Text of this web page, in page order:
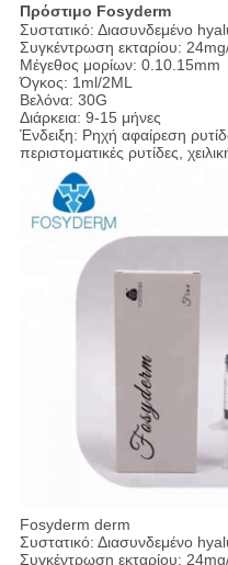
Πρόστιμο Fosyderm
Συστατικό: Διασυνδεμένο
Συγκέντρωση εκταρίου:
Μέγεθος μορίων: 0.10.15mm
Όγκος: 1ml/2ML
Βελόνα: 30G
Διάρκεια: 9-15 μήνες
Ένδειξη: Ρηχή αφαίρεση
περιστοματικές ρυτίδες,
Fosyderm derm
Συστατικό: Διασυνδεμένο
Συγκέντρωση εκταρίου: